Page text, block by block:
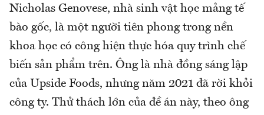
Nicholas Genovese, nhà sinh vật học mảng tế
bào gốc, là một người tiên phong trong nền
khoa học có công hiện thực hóa quy trình chế
biến sản phẩm trên. Ông là nhà đồng sáng lập
của Upside Foods, nhưng năm 2021 đã rời khỏi
công ty. Thử thách lớn của đề án này, theo ông